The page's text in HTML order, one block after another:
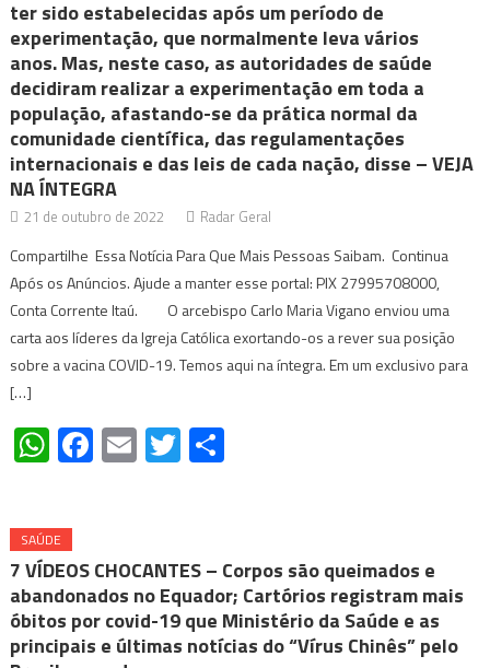
ter sido estabelecidas após um período de
experimentação, que normalmente leva vários
anos. Mas, neste caso, as autoridades de saúde
decidiram realizar a experimentação em toda a
população, afastando-se da prática normal da
comunidade científica, das regulamentações
internacionais e das leis de cada nação, disse – VEJA
NA ÍNTEGRA
21 de outubro de 2022 Radar Geral
Compartilhe Essa Notícia Para Que Mais Pessoas Saibam. Continua
Após os Anúncios. Ajude a manter esse portal: PIX 27995708000,
Conta Corrente Itaú. O arcebispo Carlo Maria Vigano enviou uma
carta aos líderes da Igreja Católica exortando-os a rever sua posição
sobre a vacina COVID-19. Temos aqui na íntegra. Em um exclusivo para
[…]
WhatsApp
Facebook
EmailTwitter
SAÚDE
7 VÍDEOS CHOCANTES – Corpos são queimados e
abandonados no Equador; Cartórios registram mais
óbitos por covid-19 que Ministério da Saúde e as
principais e últimas notícias do “Vírus Chinês” pelo